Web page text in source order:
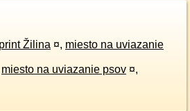
Žilina ¤, miesto na uviazanie
miesto na uviazanie psov ¤,